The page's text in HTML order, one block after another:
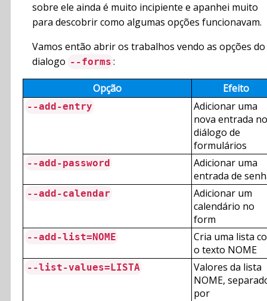
sobre ele ainda é muito incipiente e apanhei muito
para descobrir como algumas opções funcionavam.
Vamos então abrir os trabalhos vendo as opções do
dialogo --forms :
Opção Efeito
--add-entry
Adicionar uma
nova entrada no
diálogo de
formulários
--add-password
Adicionar uma
entrada de
--add-calendar
Adicionar um
calendário no
form
--add-list=NOME
Cria uma lista
o texto NOME
--list-values=LISTA
Valores da lista
NOME,
por